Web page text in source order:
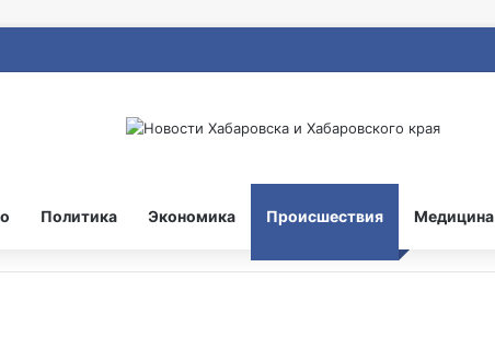
Политика Экономика Происшествия Медицина